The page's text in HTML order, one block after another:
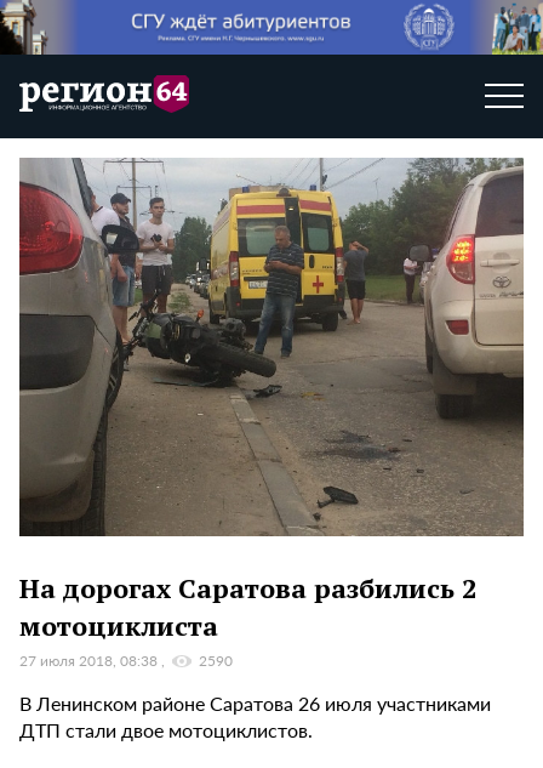
На дорогах Саратова разбились 2
мотоциклиста
27 июля 2018, 08:38 2590
В Ленинском районе Саратова 26 июля участниками
ДТП стали двое мотоциклистов.